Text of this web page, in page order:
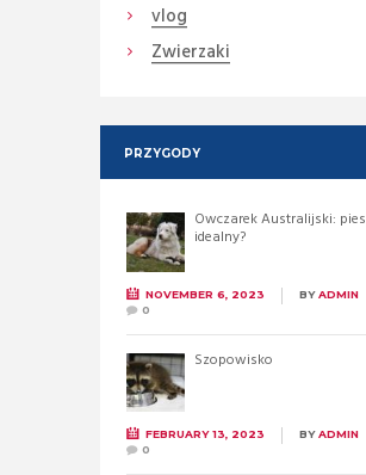
vlog
Zwierzaki
PRZYGODY
Owczarek Australijski: pies
idealny?
NOVEMBER 6, 2023 BYADMIN
0
Szopowisko
FEBRUARY 13, 2023 BYADMIN
0